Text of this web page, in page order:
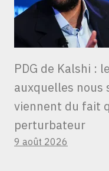
PDG de Kalshi :
auxquelles nous
viennent du fait
perturbateur
9 août 2026